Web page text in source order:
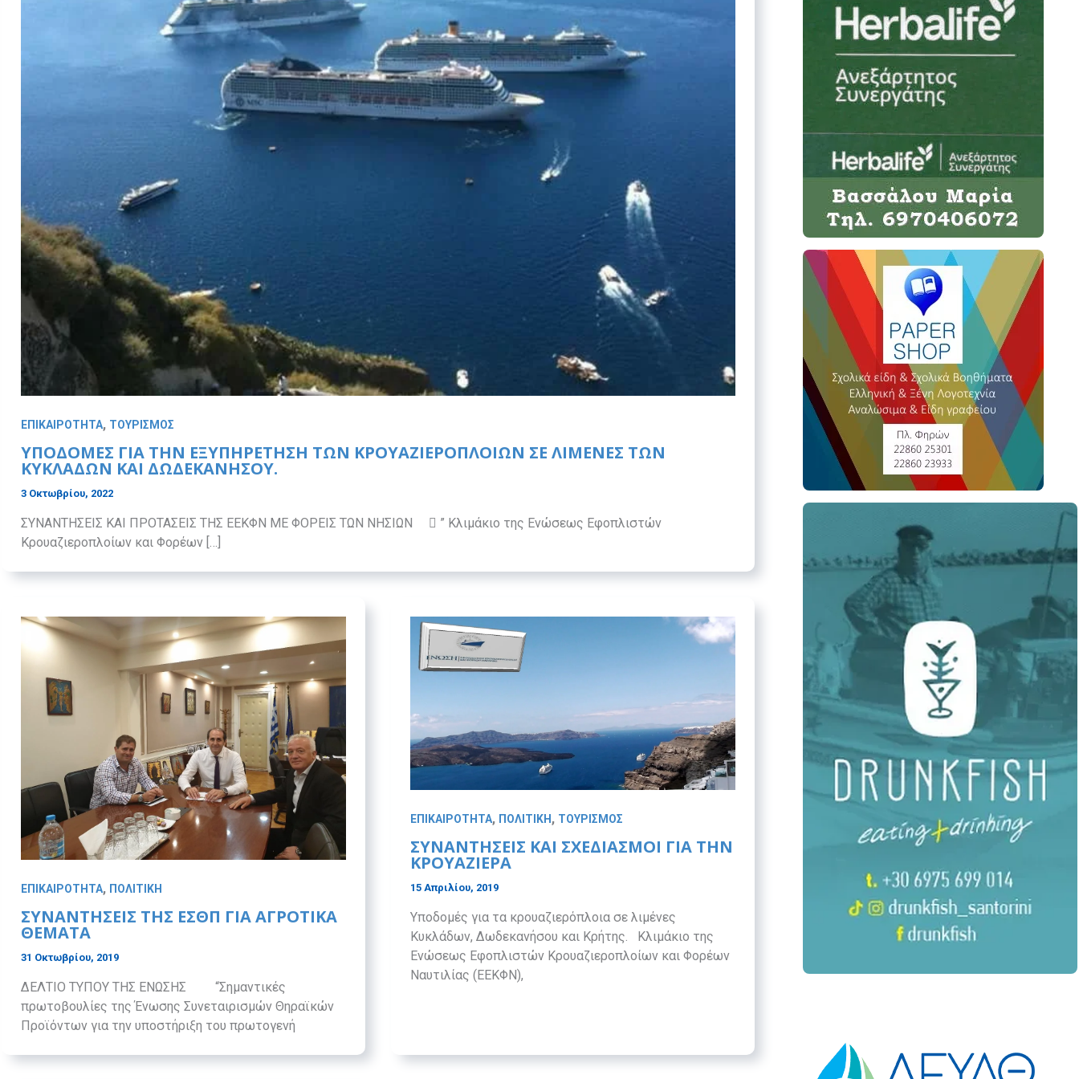
ΕΠΙΚΑΙΡΟΤΗΤΑ, ΤΟΥΡΙΣΜΟΣ
ΥΠΟΔΟΜΈΣ ΓΙΑ ΤΗΝ ΕΞΥΠΗΡΈΤΗΣΗ ΤΩΝ ΚΡΟΥΑΖΙΕΡΟΠΛΟΊΩΝ ΣΕ ΛΙΜΈΝΕΣ ΤΩΝ
ΚΥΚΛΆΔΩΝ ΚΑΙ ΔΩΔΕΚΑΝΉΣΟΥ.
3 Οκτωβρίου, 2022
ΣΥΝΑΝΤΗΣΕΙΣ ΚΑΙ ΠΡΟΤΑΣΕΙΣ ΤΗΣ ΕΕΚΦΝ ΜΕ ΦΟΡΕΙΣ ΤΩΝ ΝΗΣΙΩΝ  ” Κλιμάκιο της Ενώσεως Εφοπλιστών
Κρουαζιεροπλοίων και Φορέων […]
ΕΠΙΚΑΙΡΟΤΗΤΑ, ΠΟΛΙΤΙΚΗ
ΣΥΝΑΝΤΗΣΕΙΣ ΤΗΣ ΕΣΘΠ ΓΙΑ ΑΓΡΟΤΙΚΑ
ΘΕΜΑΤΑ
31 Οκτωβρίου, 2019
ΔΕΛΤΙΟ ΤΥΠΟΥ ΤΗΣ ΕΝΩΣΗΣ “Σημαντικές
πρωτοβουλίες της Ένωσης Συνεταιρισμών Θηραϊκών
Προϊόντων για την υποστήριξη του πρωτογενή
ΕΠΙΚΑΙΡΟΤΗΤΑ, ΠΟΛΙΤΙΚΗ , ΤΟΥΡΙΣΜΟΣ
ΣΥΝΑΝΤΗΣΕΙΣ ΚΑΙ ΣΧΕΔΙΑΣΜΟΙ ΓΙΑ ΤΗΝ
ΚΡΟΥΑΖΙΕΡΑ
15 Απριλίου, 2019
Υποδομές για τα κρουαζιερόπλοια σε λιμένες
Κυκλάδων, Δωδεκανήσου και Κρήτης. Κλιμάκιο της
Ενώσεως Εφοπλιστών Κρουαζιεροπλοίων και Φορέων
Ναυτιλίας (ΕΕΚΦΝ),